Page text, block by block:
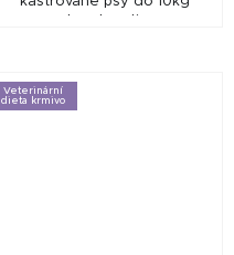
hmotnosti.
Veterinární
dieta krmivo